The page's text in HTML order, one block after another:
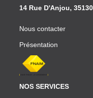
14 Rue D'Anjou,
Nous contacter
Présentation
NOS SERVICES